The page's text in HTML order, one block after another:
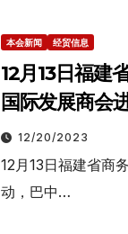
本会新闻 经贸信息
12月13日福建
国际发展商会
12/20/2023
12月13日福建省商
动，巴中…